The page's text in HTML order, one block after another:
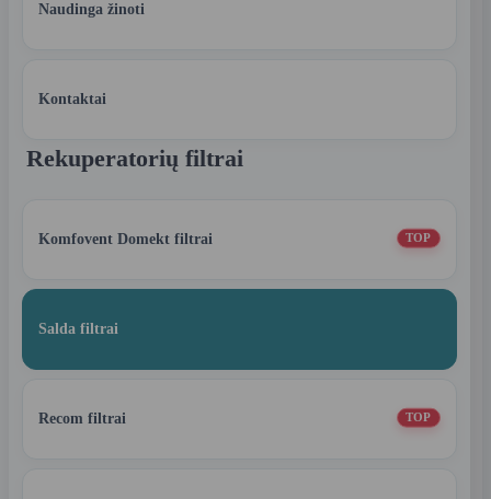
Naudinga žinoti
Kontaktai
Rekuperatorių filtrai
Komfovent Domekt filtrai TOP
Salda filtrai
Recom filtrai TOP